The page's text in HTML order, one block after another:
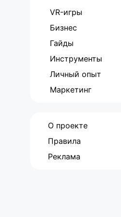
VR-игры
Бизнес
Гайды
Инструменты
Личный опыт
Маркетинг
О проекте
Правила
Реклама